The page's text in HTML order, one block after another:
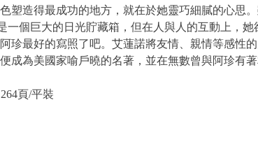
塑造得最成功的地方，就在於她靈巧細膩的心思
是一個巨大的日光貯藏箱，但在人與人的互動上
珍最好的寫照了吧。艾蓮諾將友情、親情等感性
成為美國家喻戶曉的名著，並在無數曾與阿珍有
頁/平裝